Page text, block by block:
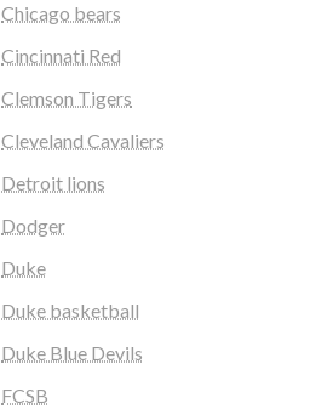
Chicago bears
Cincinnati Red
Clemson Tigers
Cleveland Cavaliers
Detroit lions
Dodger
Duke
Duke basketball
Duke Blue Devils
FCSB